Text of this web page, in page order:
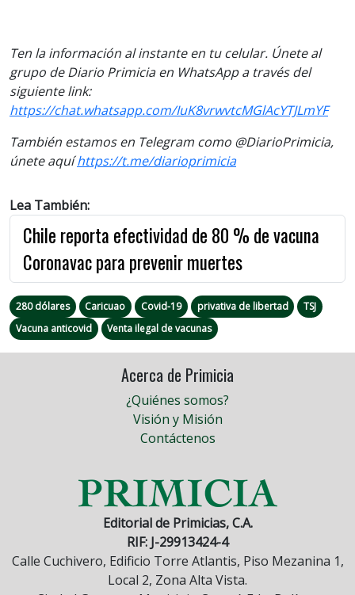
Ten la información al instante en tu celular. Únete al
grupo de Diario Primicia en WhatsApp a través del
siguiente link:
https://chat.whatsapp.com/IuK8vrwvtcMGlAcYTJLmYF
También estamos en Telegram como @DiarioPrimicia,
únete aquíhttps://t.me/diarioprimicia
Lea También:
Chile reporta efectividad de 80 % de vacuna
Coronavac para prevenir muertes
280 dólares Caricuao Covid-19 privativa de libertad
TSJ
Vacuna anticovid
Venta ilegal de vacunas
Acerca de Primicia
¿Quiénes somos?
Visión y Misión
Contáctenos
Editorial de Primicias, C.A.
RIF: J-29913424-4
Calle Cuchivero, Edificio Torre Atlantis, Piso Mezanina 1,
Local 2, Zona Alta Vista.